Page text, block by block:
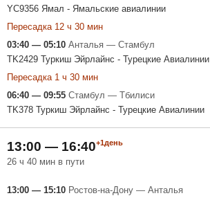
YC9356 Ямал - Ямальские авиалинии
Пересадка 12 ч 30 мин
03:40 — 05:10 Анталья — Стамбул
TK2429 Туркиш Эйрлайнс - Турецкие Авиалинии
Пересадка 1 ч 30 мин
06:40 — 09:55 Стамбул — Тбилиси
TK378 Туркиш Эйрлайнс - Турецкие Авиалинии
13:00 — 16:40+1день
26 ч 40 мин в пути
13:00 — 15:10 Ростов-на-Дону — Анталья